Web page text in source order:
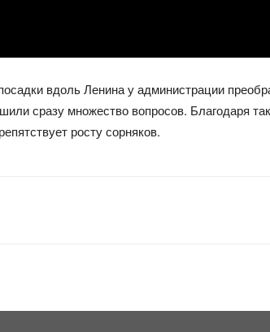
вдоль Ленина у администрации
сразу множество вопросов. Благодаря
росту сорняков.